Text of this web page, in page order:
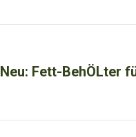
Nächster
Neu: Fett-BehÖLter